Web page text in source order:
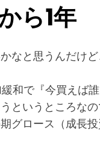
ら1年
なと思うんだけ
で『今買えば誰
というところな
グロース（成長